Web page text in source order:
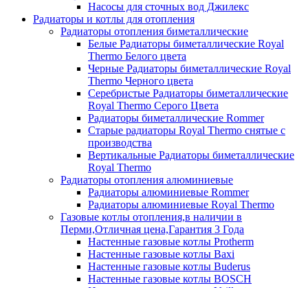
Насосы для сточных вод Джилекс
Радиаторы и котлы для отопления
Радиаторы отопления биметаллические
Белые Радиаторы биметаллические Royal
Thermo Белого цвета
Черные Радиаторы биметаллические Royal
Thermo Черного цвета
Серебристые Радиаторы биметаллические
Royal Thermo Серого Цвета
Радиаторы биметаллические Rommer
Старые радиаторы Royal Thermo снятые с
производства
Вертикальные Радиаторы биметаллические
Royal Thermo
Радиаторы отопления алюминиевые
Радиаторы алюминиевые Rommer
Радиаторы алюминиевые Royal Thermo
Газовые котлы отопления,в наличии в
Перми,Отличная цена,Гарантия 3 Года
Настенные газовые котлы Protherm
Настенные газовые котлы Baxi
Настенные газовые котлы Buderus
Настенные газовые котлы BOSCH